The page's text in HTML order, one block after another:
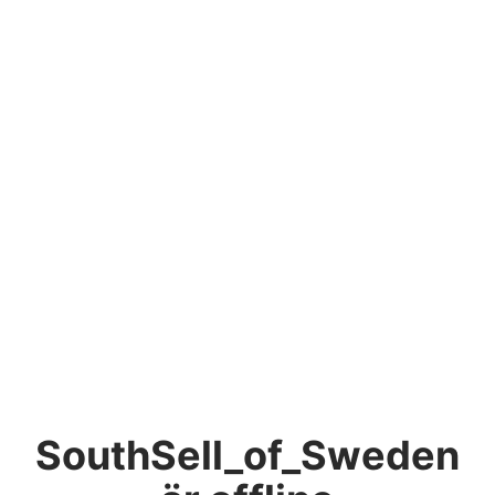
SouthSell_of_Sweden